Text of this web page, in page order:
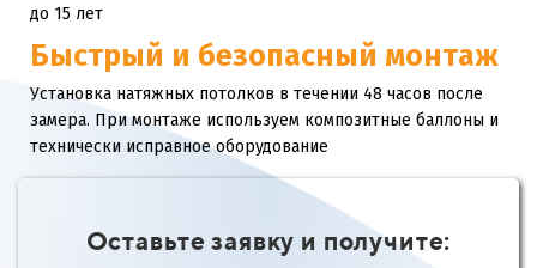
до 15 лет
Быстрый и безопасный монтаж
Установка натяжных потолков в течении 48 часов после
замера. При монтаже используем композитные баллоны и
технически исправное оборудование
Оставьте заявку и получите: